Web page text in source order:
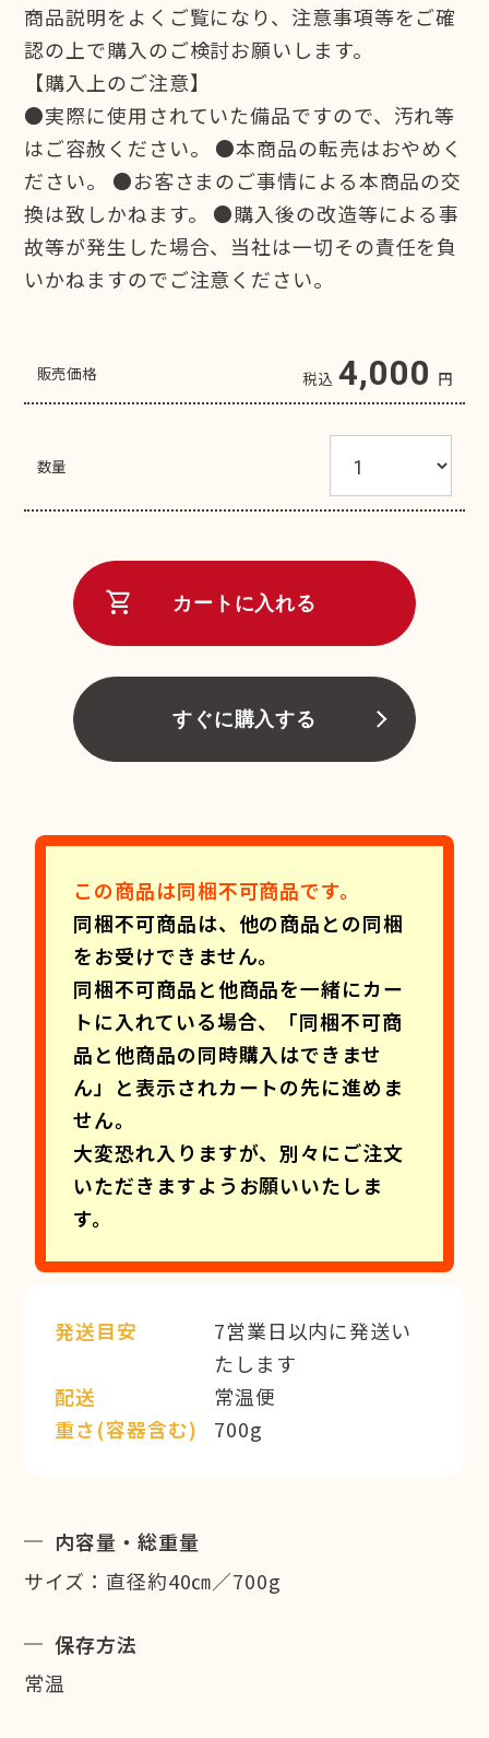
商品説明をよくご覧になり、注意事項等をご確
認の上で購入のご検討お願いします。
【購入上のご注意】
●実際に使用されていた備品ですので、汚れ等
はご容赦ください。 ●本商品の転売はおやめく
ださい。 ●お客さまのご事情による本商品の交
換は致しかねます。 ●購入後の改造等による事
故等が発生した場合、当社は一切その責任を負
いかねますのでご注意ください。
販売価格 税込 4,000 円
数量
shopping_cart カートに入れる
すぐに購入する
この商品は同梱不可商品です。
同梱不可商品は、他の商品との同梱
をお受けできません。
同梱不可商品と他商品を一緒にカー
トに入れている場合、「同梱不可商
品と他商品の同時購入はできませ
ん」と表示されカートの先に進めま
せん。
大変恐れ入りますが、別々にご注文
いただきますようお願いいたしま
す。
発送目安
7営業日以内に発送い
たします
配送
常温便
重さ(容器含む)
700g
内容量・総重量
サイズ：直径約40㎝／700g
保存方法
常温